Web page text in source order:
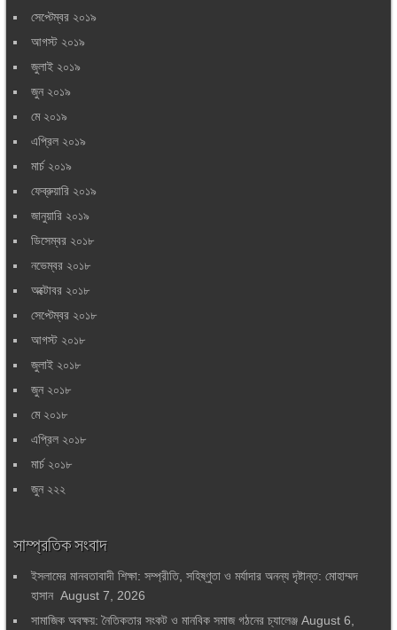
সেপ্টেম্বর ২০১৯
আগস্ট ২০১৯
জুলাই ২০১৯
জুন ২০১৯
মে ২০১৯
এপ্রিল ২০১৯
মার্চ ২০১৯
ফেব্রুয়ারি ২০১৯
জানুয়ারি ২০১৯
ডিসেম্বর ২০১৮
নভেম্বর ২০১৮
অক্টোবর ২০১৮
সেপ্টেম্বর ২০১৮
আগস্ট ২০১৮
জুলাই ২০১৮
জুন ২০১৮
মে ২০১৮
এপ্রিল ২০১৮
মার্চ ২০১৮
জুন ২২২
সাম্প্রতিক সংবাদ
ইসলামের মানবতাবাদী শিক্ষা: সম্প্রীতি, সহিষ্ণুতা ও মর্যাদার অনন্য দৃষ্টান্ত: মোহাম্মদ
হাসান August 7, 2026
সামাজিক অবক্ষয়: নৈতিকতার সংকট ও মানবিক সমাজ গঠনের চ্যালেঞ্জ August 6,